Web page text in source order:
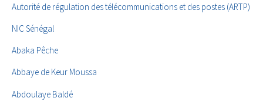
Autorité de régulation des télécommunications et des postes (ARTP)
NIC Sénégal
Abaka Pêche
Abbaye de Keur Moussa
Abdoulaye Baldé